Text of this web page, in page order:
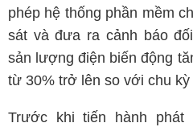
phép hệ thống phần mềm
sát và đưa ra cảnh báo
sản lượng điện biến động
từ 30% trở lên so với chu
Trước khi tiến hành phát